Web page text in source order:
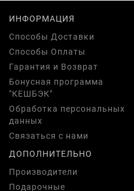
ИНФОРМАЦИЯ
Способы Доставки
Способы Оплаты
Гарантия и Возврат
Бонусная программа
"КЕШБЭК"
Обработка персональных
данных
Связаться с нами
ДОПОЛНИТЕЛЬНО
Производители
Подарочные